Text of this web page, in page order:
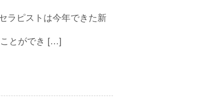
ラピストは今年できた新
とができ […]